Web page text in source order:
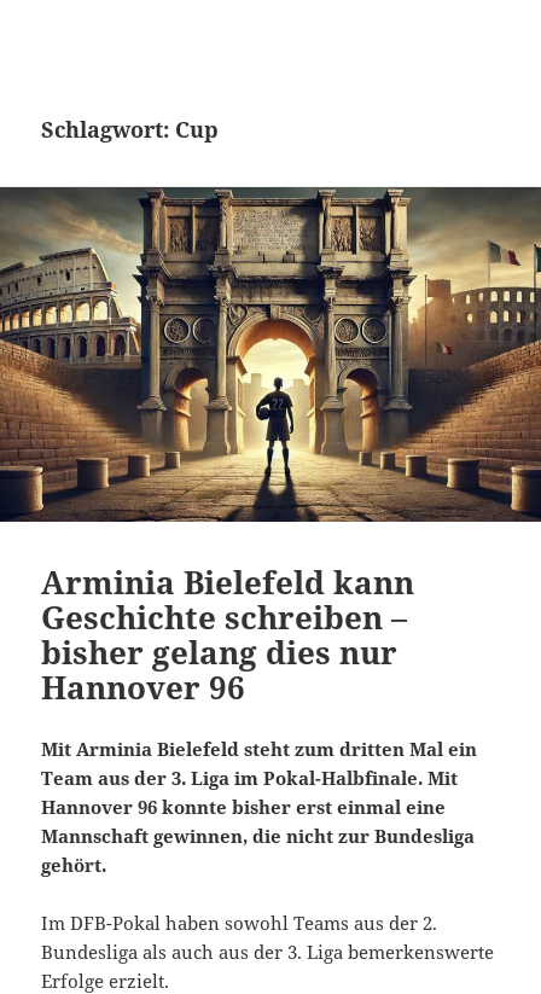
Schlagwort: Cup
Arminia Bielefeld kann
Geschichte schreiben –
bisher gelang dies nur
Hannover 96
Mit Arminia Bielefeld steht zum dritten Mal ein
Team aus der 3. Liga im Pokal-Halbfinale. Mit
Hannover 96 konnte bisher erst einmal eine
Mannschaft gewinnen, die nicht zur Bundesliga
gehört.
Im DFB-Pokal haben sowohl Teams aus der 2.
Bundesliga als auch aus der 3. Liga bemerkenswerte
Erfolge erzielt.